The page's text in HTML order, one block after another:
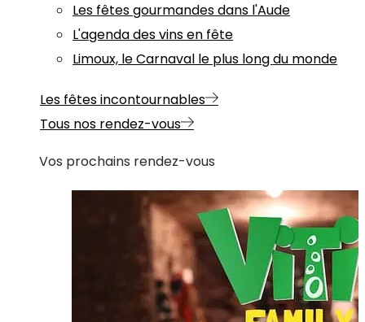
Les fêtes gourmandes dans l'Aude
L'agenda des vins en fête
Limoux, le Carnaval le plus long du monde
Les fêtes incontournables
Tous nos rendez-vous
Vos prochains rendez-vous